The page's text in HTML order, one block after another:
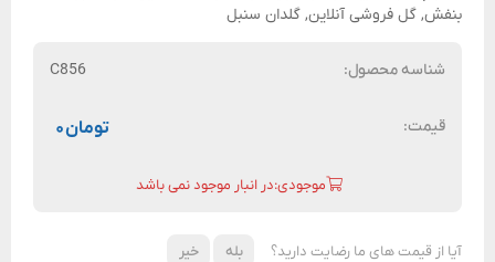
بنفش, گل فروشی آنلاین, گلدان سنبل
شناسه محصول: C856
قیمت: ۰تومان
موجودی:در انبار موجود نمی باشد
آیا از قیمت های ما رضایت دارید؟ بله خیر